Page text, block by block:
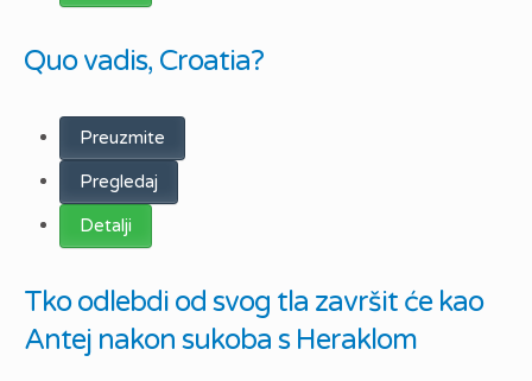
Quo vadis, Croatia?
Preuzmite
Pregledaj
Detalji
Tko odlebdi od svog tla završit će kao
Antej nakon sukoba s Heraklom